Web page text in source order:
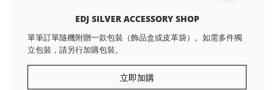
EDJ SILVER ACCESSORY SHOP
單筆訂單隨機附贈一款包裝（飾品盒或皮革袋）。如需多件獨
立包裝，請另行加購包裝。
立即加購